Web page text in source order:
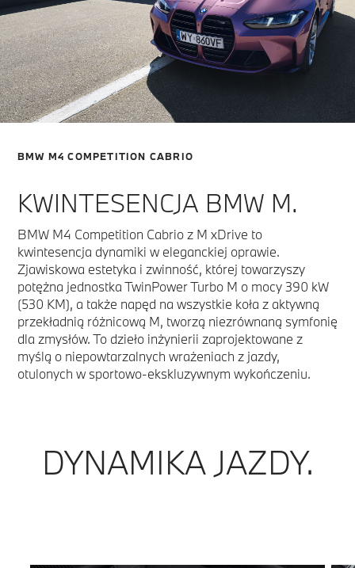
BMW M4 COMPETITION CABRIO
KWINTESENCJA BMW M.
BMW M4 Competition Cabrio z M xDrive to
kwintesencja dynamiki w eleganckiej oprawie.
Zjawiskowa estetyka i zwinność, której towarzyszy
potężna jednostka TwinPower Turbo M o mocy 390 kW
(530 KM), a także napęd na wszystkie koła z aktywną
przekładnią różnicową M, tworzą niezrównaną symfonię
dla zmysłów. To dzieło inżynierii zaprojektowane z
myślą o niepowtarzalnych wrażeniach z jazdy,
otulonych w sportowo-ekskluzywnym wykończeniu.
DYNAMIKA JAZDY.